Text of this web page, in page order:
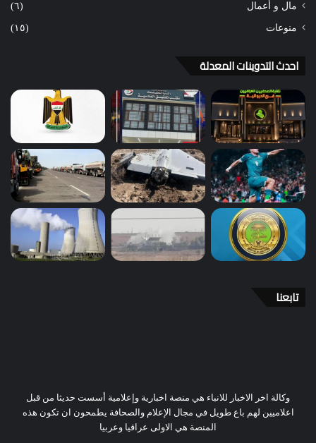
مال و أعمال (٦)
منوعات (١٥)
احدث التدوينات المعدلة
تابعنا
وكالة اخر الاخبار للانباء هي منصة اخبارية وإعلامية أسست حديثا من قبل
اعلاميين لهم باع طويل في مجال الإعلام والصحافة يطمحون ان تكون هذه
المنصة هي الاولى عراقيا وعربيا